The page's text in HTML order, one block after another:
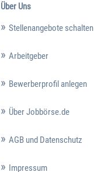
Über Uns
Stellenangebote schalten
Arbeitgeber
Bewerberprofil anlegen
Über Jobbörse.de
AGB und Datenschutz
Impressum